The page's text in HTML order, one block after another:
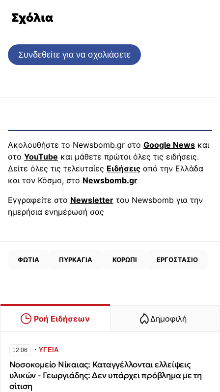
Σχόλια
Συνδεθείτε για να σχολιάσετε
Ακολουθήστε το Newsbomb.gr στο Google News και
στο YouTube και μάθετε πρώτοι όλες τις ειδήσεις.
Δείτε όλες τις τελευταίες Ειδήσεις από την Ελλάδα
και τον Κόσμο, στο Newsbomb.gr
Εγγραφείτε στο Newsletter του Newsbomb για την
ημερήσια ενημέρωσή σας
ΦΩΤΙΑ ΠΥΡΚΑΓΙΑ ΚΟΡΩΠΙ ΕΡΓΟΣΤΑΣΙΟ
Ροή Ειδήσεων Δημοφιλή
12:06 ∙ΥΓΕΙΑ
Νοσοκομείο Νίκαιας: Καταγγέλλονται ελλείψεις
υλικών - Γεωργιάδης: Δεν υπάρχει πρόβλημα με τη
σίτιση